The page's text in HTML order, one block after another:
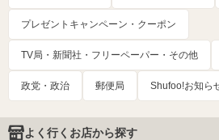
プレゼントキャンペーン・クーポン
TV局・新聞社・フリーペーパー・その他
政党・政治 郵便局 Shufoo!お知ら
よく行くお店から探す